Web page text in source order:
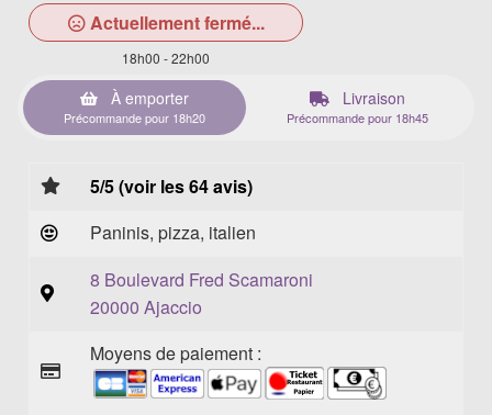
Actuellement fermé...
18h00 - 22h00
À emporter
Précommande pour 18h20
Livraison
Précommande pour 18h45
5/5 (voir les 64 avis)
Paninis, pizza, italien
8 Boulevard Fred Scamaroni
20000 Ajaccio
Moyens de paiement :